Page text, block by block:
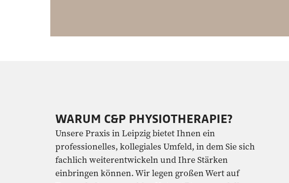
WARUM C&P PHYSIOTHERAPIE?
Unsere Praxis in Leipzig bietet Ihnen ein
professionelles, kollegiales Umfeld, in dem Sie sich
fachlich weiterentwickeln und Ihre Stärken
einbringen können. Wir legen großen Wert auf